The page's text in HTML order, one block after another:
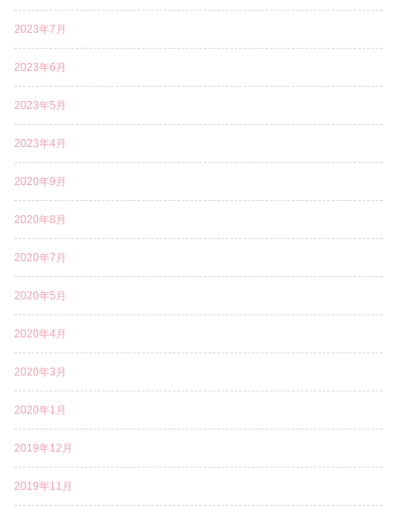
2023年7月
2023年6月
2023年5月
2023年4月
2020年9月
2020年8月
2020年7月
2020年5月
2020年4月
2020年3月
2020年1月
2019年12月
2019年11月